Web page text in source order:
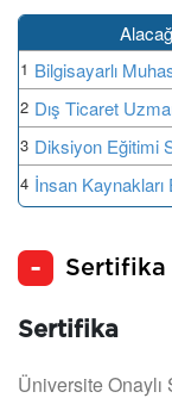
1 Bilgisayarlı
2 Dış Ticaret
3 Diksiyon Eğitimi
4 İnsan Kaynakları
Sertifika
Sertifika
Üniversite